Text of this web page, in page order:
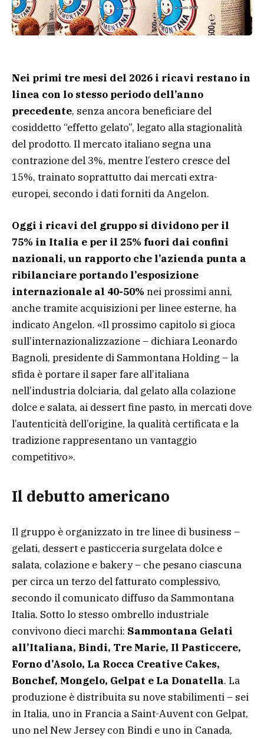
Nei primi tre mesi del 2026 i ricavi restano in
linea con lo stesso periodo dell’anno
precedente, senza ancora beneficiare del
cosiddetto “effetto gelato”, legato alla stagionalità
del prodotto. Il mercato italiano segna una
contrazione del 3%, mentre l’estero cresce del
15%, trainato soprattutto dai mercati extra-
europei, secondo i dati forniti da Angelon.
Oggi i ricavi del gruppo si dividono per il
75% in Italia e per il 25% fuori dai confini
nazionali, un rapporto che l’azienda punta a
ribilanciare portando l’esposizione
internazionale al 40-50% nei prossimi anni,
anche tramite acquisizioni per linee esterne, ha
indicato Angelon. «Il prossimo capitolo si gioca
sull’internazionalizzazione – dichiara Leonardo
Bagnoli, presidente di Sammontana Holding – la
sfida è portare il saper fare all’italiana
nell’industria dolciaria, dal gelato alla colazione
dolce e salata, ai dessert fine pasto, in mercati dove
l’autenticità dell’origine, la qualità certificata e la
tradizione rappresentano un vantaggio
competitivo».
Il debutto americano
Il gruppo è organizzato in tre linee di business –
gelati, dessert e pasticceria surgelata dolce e
salata, colazione e bakery – che pesano ciascuna
per circa un terzo del fatturato complessivo,
secondo il comunicato diffuso da Sammontana
Italia. Sotto lo stesso ombrello industriale
convivono dieci marchi: Sammontana Gelati
all’Italiana, Bindi, Tre Marie, Il Pasticcere,
Forno d’Asolo, La Rocca Creative Cakes,
Bonchef, Mongelo, Gelpat e La Donatella. La
produzione è distribuita su nove stabilimenti – sei
in Italia, uno in Francia a Saint-Auvent con Gelpat,
uno nel New Jersey con Bindi e uno in Canada,